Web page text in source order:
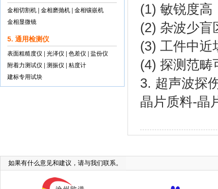
金相切割机 金相磨抛机
金相镶嵌机
金相显微镜
5. 通用检测仪
表面粗糙度仪 光泽仪 色差仪
盐份仪
附着力测试仪
测振仪
粘度计
建标专用试块
(1) 敏锐度高
(2) 杂波少盲
(3) 工件中近
(4) 探测范畴
3. 超声波探
晶片质料-晶
如果有什么意见和建议，请与我们联系。